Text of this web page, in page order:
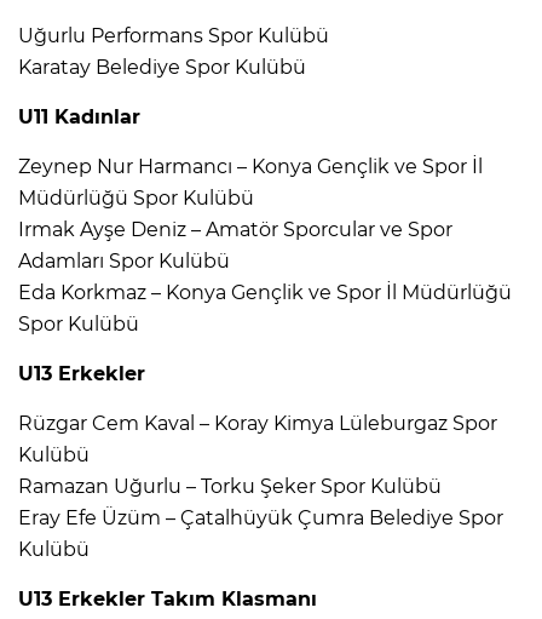
Uğurlu Performans Spor Kulübü
Karatay Belediye Spor Kulübü
U11 Kadınlar
Zeynep Nur Harmancı – Konya Gençlik ve Spor İl
Müdürlüğü Spor Kulübü
Irmak Ayşe Deniz – Amatör Sporcular ve Spor
Adamları Spor Kulübü
Eda Korkmaz – Konya Gençlik ve Spor İl Müdürlüğü
Spor Kulübü
U13 Erkekler
Rüzgar Cem Kaval – Koray Kimya Lüleburgaz Spor
Kulübü
Ramazan Uğurlu – Torku Şeker Spor Kulübü
Eray Efe Üzüm – Çatalhüyük Çumra Belediye Spor
Kulübü
U13 Erkekler Takım Klasmanı